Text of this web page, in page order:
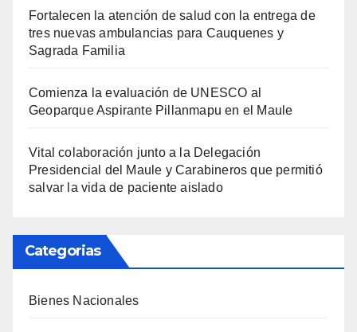
Fortalecen la atención de salud con la entrega de
tres nuevas ambulancias para Cauquenes y
Sagrada Familia
Comienza la evaluación de UNESCO al
Geoparque Aspirante Pillanmapu en el Maule
Vital colaboración junto a la Delegación
Presidencial del Maule y Carabineros que permitió
salvar la vida de paciente aislado
Categorias
Bienes Nacionales